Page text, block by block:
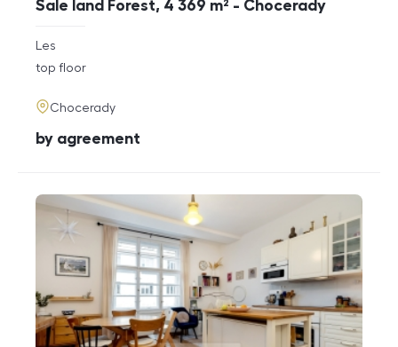
Sale land Forest, 4 369 m² - Chocerady
rozměry
disposition
Les
funkce
top floor
adresa
Chocerady
cena
by agreement